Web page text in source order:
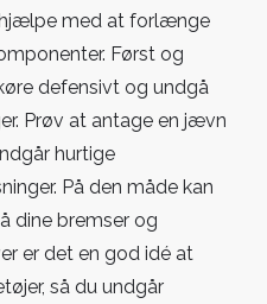
med at forlænge
Først og
defensivt og undgå
Prøv at antage en jævn
hurtige
På den måde kan
dine bremser og
er det en god idé at
så du undgår